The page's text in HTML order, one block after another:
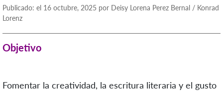
Publicado: el 16 octubre, 2025 por Deisy Lorena Perez Bernal / Konrad
Lorenz
Objetivo
Fomentar la creatividad, la escritura literaria y el gusto